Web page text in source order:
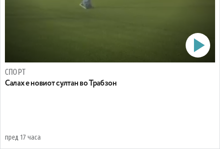
СПОРТ
Салах е новиот султан во Трабзон
пред 17 часа